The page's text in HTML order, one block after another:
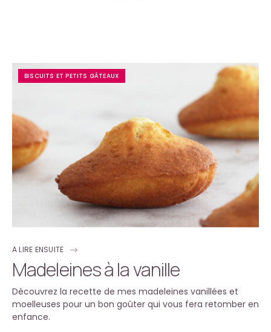
BISCUITS ET PETITS GÂTEAUX
A LIRE ENSUITE
Madeleines à la vanille
Découvrez la recette de mes madeleines vanillées et
moelleuses pour un bon goûter qui vous fera retomber en
enfance.